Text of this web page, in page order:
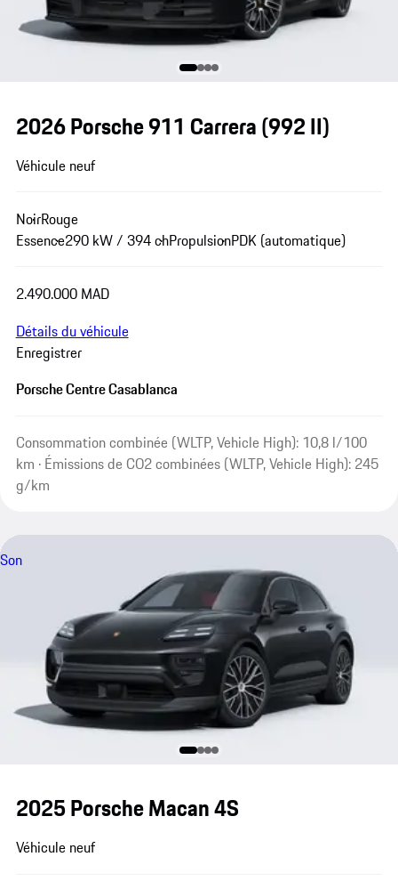
2026 Porsche 911 Carrera(992 II)
Véhicule neuf
NoirRouge
Essence290 kW / 394 chPropulsionPDK (automatique)
2.490.000 MAD
Détails du véhicule
Enregistrer
Porsche Centre Casablanca
Consommation combinée (WLTP, Vehicle High): 10,8 l/100
km · Émissions de CO2 combinées (WLTP, Vehicle High): 245
g/km
Son
2025 Porsche Macan 4S
Véhicule neuf